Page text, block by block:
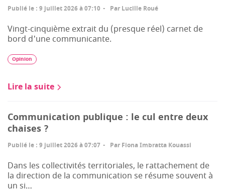
Publié le : 9 juillet 2026 à 07:10 Par Lucille Roué
Vingt-cinquième extrait du (presque réel) carnet de
bord d'une communicante.
Lire la suite
Opinion
Communication publique : le cul entre deux
chaises ?
Publié le : 9 juillet 2026 à 07:07 Par Fiona Imbratta Kouassi
Dans les collectivités territoriales, le rattachement de
la direction de la communication se résume souvent à
un si…